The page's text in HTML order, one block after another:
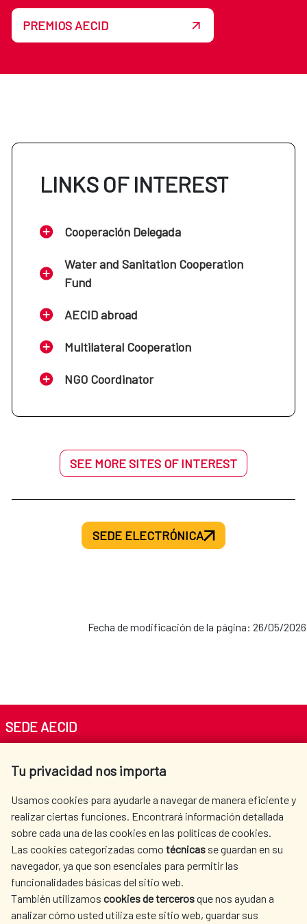
PREMIOS AECID
LINKS OF INTEREST
Cooperación Delegada
Water and Sanitation Cooperation
Fund
AECID abroad
Multilateral Cooperation
NGO Coordinator
SEE MORE SITES OF INTEREST
SEDE ELECTRÓNICA
Fecha de modificación de la página: 26/05/2026
Tu privacidad nos importa
Usamos cookies para ayudarle a navegar de manera eficiente y
realizar ciertas funciones. Encontrará información detallada
sobre cada una de las cookies en las políticas de cookies.
Las cookies categorizadas como técnicas se guardan en su
navegador, ya que son esenciales para permitir las
funcionalidades básicas del sitio web.
También utilizamos cookies de tercerosque nos ayudan a
analizar cómo usted utiliza este sitio web, guardar sus
SEDE AECID
Tel. +34 900 20 30 54​​​​​​​
AECID
WHERE DO WE COOPERATE?
SPANISH HUMANITARIAN
ACTION
PRESS ROOM
CULTURE AND SCIENCE LIBRARY